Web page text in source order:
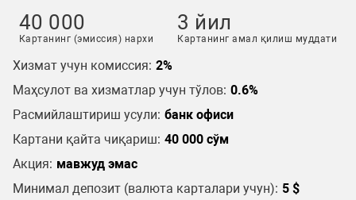
40 000
Картанинг (эмиссия) нархи
3 йил
Картанинг амал қилиш муддати
Хизмат учун комиссия: 2%
Маҳсулот ва хизматлар учун тўлов: 0.6%
Расмийлаштириш усули: банк офиси
Картани қайта чиқариш: 40 000 сўм
Акция: мавжуд эмас
Минимал депозит (валюта карталари учун): 5 $